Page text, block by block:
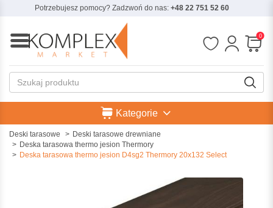
Potrzebujesz pomocy? Zadzwoń do nas: +48 22 751 52 60
0
Kategorie
Deski tarasowe
Deski tarasowe drewniane
Deska tarasowa thermo jesion Thermory
Deska tarasowa thermo jesion D4sg2 Thermory 20x132 Select